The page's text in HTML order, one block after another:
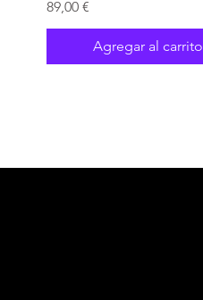
Precio
89,00 €
Agregar al carrito